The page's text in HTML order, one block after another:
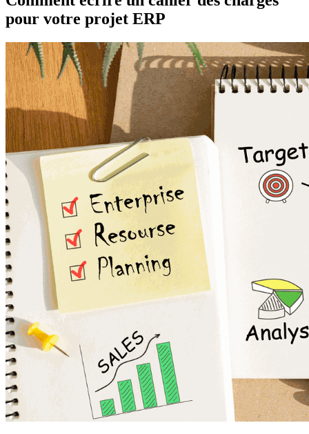
pour votre projet ERP